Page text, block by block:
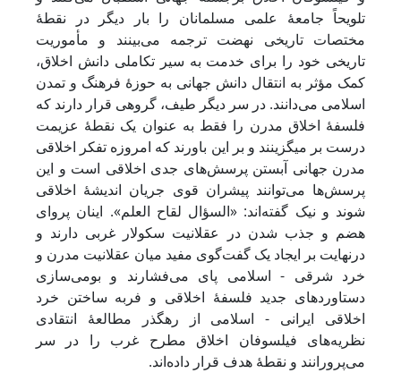
تلویحاً جامعۀ علمی مسلمانان را بار دیگر در نقطۀ
مختصات تاریخی نهضت ترجمه می‌بینند و مأموریت
تاریخی خود را برای خدمت به سیر تکاملی دانش اخلاق،
کمک مؤثر به انتقال دانش جهانی به حوزۀ فرهنگ و تمدن
اسلامی می‌دانند. در سر دیگر طیف، گروهی قرار دارند که
فلسفۀ اخلاق مدرن را فقط به عنوان یک نقطۀ عزیمت
درست بر می‎گزینند و بر این باورند که امروزه تفکر اخلاقی
مدرن جهانی آبستن پرسش‌های جدی اخلاقی است و این
پرسش‌ها می‌توانند پیشران قوی جریان اندیشۀ اخلاقی
شوند و نیک گفته‌اند: «السؤال لقاح العلم». اینان پروای
هضم و جذب شدن در عقلانیت سکولار غربی دارند و
درنهایت بر ایجاد یک گفت‌گوی مفید میان عقلانیت مدرن و
خرد شرقی - اسلامی پای می‌فشارند و بومی‌سازی
دستاوردهای جدید فلسفۀ اخلاقی و فربه ساختن خرد
اخلاقی ایرانی - اسلامی از رهگذر مطالعۀ انتقادی
نظریه‌های فیلسوفان اخلاق مطرح غرب را در سر
می‌پرورانند و نقطۀ هدف قرار داده‌اند.